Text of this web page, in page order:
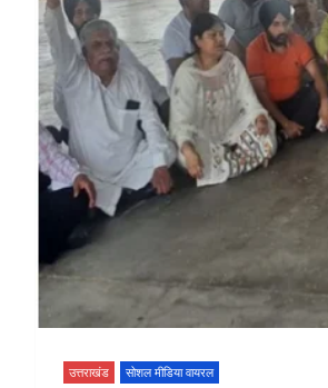
उत्तराखंड सोशल मीडिया वायरल